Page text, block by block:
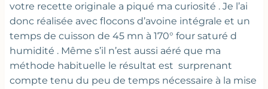
votre recette originale a piqué ma curiosité . Je l’ai
donc réalisée avec flocons d’avoine intégrale et un
temps de cuisson de 45 mn à 170° four saturé d
humidité . Même s’il n’est aussi aéré que ma
méthode habituelle le résultat est surprenant
compte tenu du peu de temps nécessaire à la mise